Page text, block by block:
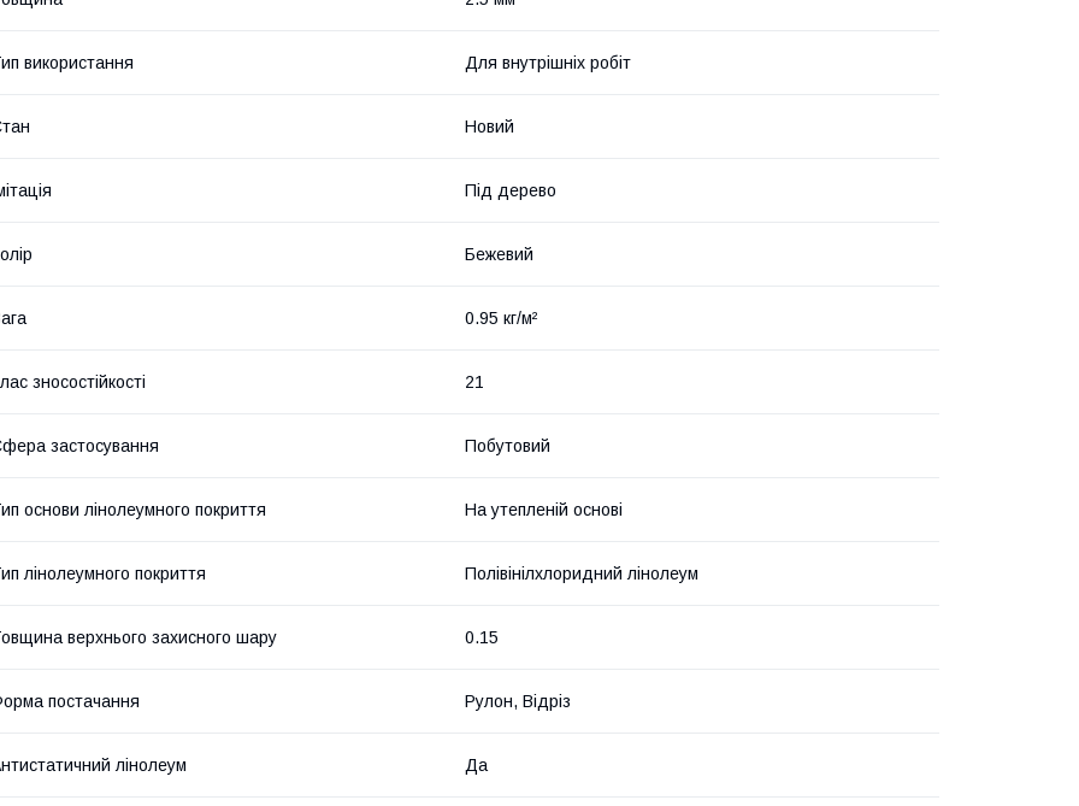
використання Для внутрішніх робіт
Новий
Під дерево
Бежевий
0.95 кг/м²
зносостійкості 21
застосування Побутовий
основи лінолеумного покриття На утепленій основі
лінолеумного покриття Полівінілхлоридний лінолеум
верхнього захисного шару 0.15
постачання Рулон, Відріз
лінолеум Да